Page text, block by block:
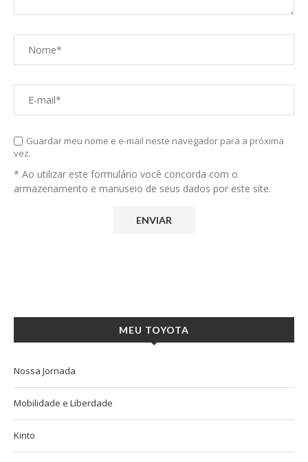
Guardar meu nome e e-mail neste navegador para a próxima
vez.
* Ao utilizar este formulário você concorda com o
armazenamento e manuseio de seus dados por este site.
MEU TOYOTA
Nossa Jornada
Mobilidade e Liberdade
Kinto